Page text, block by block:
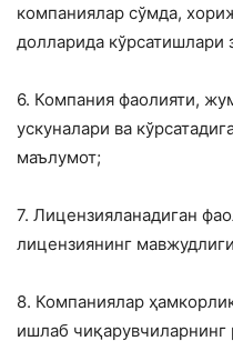
компаниялар сўмда,
долларида кўрсатишлари
6. Компания фаолияти,
ускуналари ва
маълумот;
7. Лицензияланадиган
лицензиянинг
8. Компаниялар
ишлаб чиқарувчиларнинг